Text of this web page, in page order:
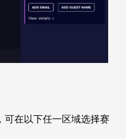
在以下任一区域选择赛